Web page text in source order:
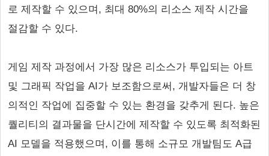
로 제작할 수 있으며, 최대 80%의 리소스 제작 시간을
절감할 수 있다.
게임 제작 과정에서 가장 많은 리소스가 투입되는 아트
및 그래픽 작업을 AI가 보조함으로써, 개발자들은 더 창
의적인 작업에 집중할 수 있는 환경을 갖추게 된다. 높은
퀄리티의 결과물을 단시간에 제작할 수 있도록 최적화된
AI 모델을 적용했으며, 이를 통해 소규모 개발팀도 A급